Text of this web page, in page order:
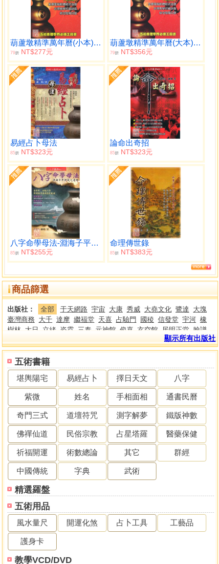
五術書籍
堪輿陽宅 易經占卜 擇日天文 八字
紫微 姓名 手相面相 通書民曆
奇門三式 道壇符咒 測字解夢 鐵版神數
佛禪仙道 民俗宗教 占星塔羅 醫藥保健
祈福開運 術數總論 其它 群經
中國傳統 字典 武術
精選羅盤
五術用品
風水量尺 開運化煞 占卜工具 工藝品
護身卡
教學VCD/DVD
葫蘆墩精準萬年曆(小本)（西元1912~2105年）
79折 NT$277元
葫蘆墩精準萬年曆(大本)（西元1912~2105年）
79折NT$356元
易經占卜母法
85折 NT$323元
論命出奇招
85折NT$323元
八字命學母法-淵海子平訣竅之運用
85折 NT$255元
命理傳世錄
85折NT$383元
商品篩選
出版社： 全部 于天網路 宇宙 大康 秀威 大堯文化 鷺達
大塊
臺灣商務
大千 達摩 繼福堂 天喜 占驗門 國稜 信發堂 宇河 橡
樹林
大日 立緒 姿霓 三泰 元神館 俊嘉 玄空館 居明正堂 臉譜
萬里機構 白象 紫
雲慈航 小倉 尖端 天龍 正中 三民 群雄 存養堂 平安福 易立文
化
水月文化 司徒健富
民 士林 世芳 力行 蘭臺 博客思 神才 東旭 渤海堂 橡實 才藝
經史子集 綜合 易林堂 南海 大翼文化 青森文化 百善書
房 中華易經 天下文化 人類智庫 三聯書店 中華書局 書泉 逸文
中國商業 香港中文 大同書院 自由 香港雷藏 中國天機
德威 貿騰發賣 旗林 彌勒皇教 啟業 漁陽堂 心靈工坊 品冠
文藝學社
賽斯文化 易袁 達觀 老樹創意 超媒體
智學
臺灣周易 海鴿 華志文化 金大鼎 倚天文化 柿子文化
家 陳鵬仁 徐福全 秀才書屋 文史哲 樂果文化 積木 活泉書坊 永
經堂 文源 金文堂 信海 嘉豐 好優文化 成文
九思 大塊文化 星易 木馬文化 上優文化 晨星 知出版 典藏閣 奧
易鑰 福記 華文鼎 榮光園
何老師
鑫富樂
版
香港中華書局
金色次元 商務印書館(香港)
彥安 紫微文化服務社 誠益國際 台中天機堂 兆安資訊 達善堂 陳
澧謀 淙福堂 富立登 知音 大易源正宗易學研究會
易學研究發展基
金會 趙聞起 張慶和
富貴堂堪輿學舘
佘逢春
楊烱山
顯示所有出版社